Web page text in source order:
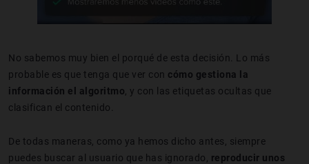
No sabemos muy bien el porqué de esta decisión. Lo más
probable es que tenga que ver con cómo gestiona la
información el algoritmo, y con las etiquetas ocultas que
clasifican el contenido.
De todas maneras, como ya hemos dicho antes, siempre
puedes buscar al usuario que has ignorado, reproducir unos